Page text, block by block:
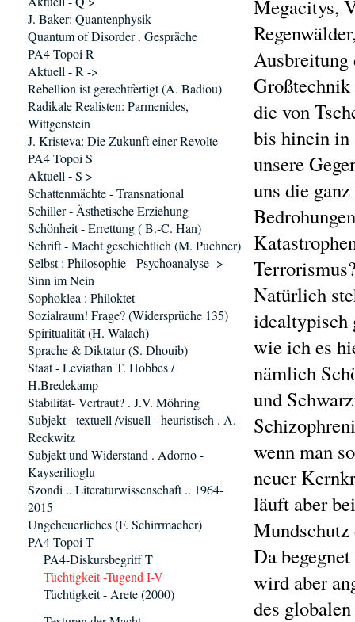
Megacitys,
Ausbreitung
die von
bis hinein in
unsere
uns die
Natürlich
idealtypisch
wie ich es
nämlich
und
wenn man
neuer
läuft aber
Mundschutz
Da
wird aber
des
J. Baker: Quantenphysik
Quantum of Disorder . Gespräche
PA4 Topoi R
Aktuell - R ->
Rebellion ist gerechtfertigt (A. Badiou)
Radikale Realisten: Parmenides,
Wittgenstein
J. Kristeva: Die Zukunft einer Revolte
PA4 Topoi S
Aktuell - S >
Schattenmächte - Transnational
Schiller - Ästhetische Erziehung
Schönheit - Errettung ( B.-C. Han)
Schrift - Macht geschichtlich (M. Puchner)
Selbst : Philosophie - Psychoanalyse ->
Sinn im Nein
Sophoklea : Philoktet
Sozialraum! Frage? (Widersprüche 135)
Spiritualität (H. Walach)
Sprache & Diktatur (S. Dhouib)
Staat - Leviathan T. Hobbes /
H.Bredekamp
Stabilität- Vertraut? . J.V. Möhring
Subjekt - textuell /visuell - heuristisch . A.
Reckwitz
Subjekt und Widerstand . Adorno -
Kayserilioglu
Szondi .. Literaturwissenschaft .. 1964-
2015
Ungeheuerliches (F. Schirrmacher)
PA4 Topoi T
PA4-Diskursbegriff T
Tüchtigkeit -Tugend I-V
Tüchtigkeit - Arete (2000)